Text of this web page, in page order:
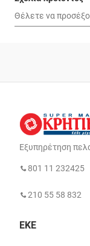
Εξυπηρέτηση
801 11 232425
210 55 58 832
ΕΚΕ